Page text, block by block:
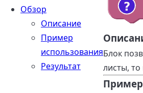
Обзор
Описание
Пример
использования
Результат
Блок
листы, то